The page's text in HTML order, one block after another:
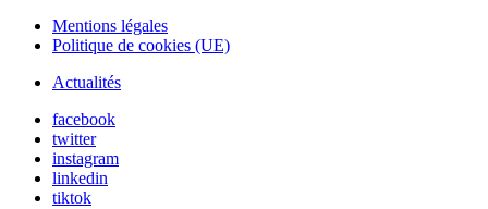
Mentions légales
Politique de cookies (UE)
Actualités
facebook
twitter
instagram
linkedin
tiktok